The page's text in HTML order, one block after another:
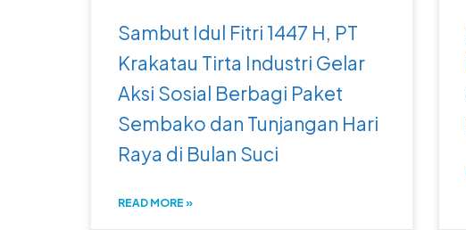
Sambut Idul Fitri 1447 H, PT
Krakatau Tirta Industri Gelar
Aksi Sosial Berbagi Paket
Sembako dan Tunjangan Hari
Raya di Bulan Suci
READ MORE »